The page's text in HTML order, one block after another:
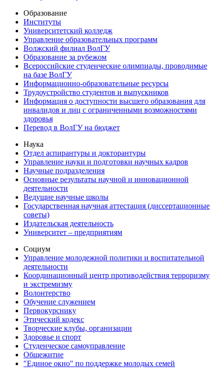
Образование
Институты
Университетский колледж
Управление образовательных программ
Волжский филиал ВолГУ
Образование за рубежом
Всероссийские студенческие олимпиады, проводимые
на базе ВолГУ
Информационно-образовательные ресурсы
Трудоустройство студентов и выпускников
Информация о доступности высшего образования для
инвалидов и лиц с ограниченными возможностями
здоровья
Перевод в ВолГУ на бюджет
Наука
Отдел аспирантуры и докторантуры
Управление науки и подготовки научных кадров
Научные подразделения
Основные результаты научной и инновационной
деятельности
Ведущие научные школы
Государственная научная аттестация (диссертационные
советы)
Издательская деятельность
Университет – предприятиям
Социум
Управление молодежной политики и воспитательной
деятельности
Координационный центр противодействия терроризму
и экстремизму
Волонтерство
Обучение служением
Первокурснику
Этический кодекс
Творческие клубы, организации
Здоровье и спорт
Студенческое самоуправление
Общежитие
"Единое окно" по поддержке молодых семей